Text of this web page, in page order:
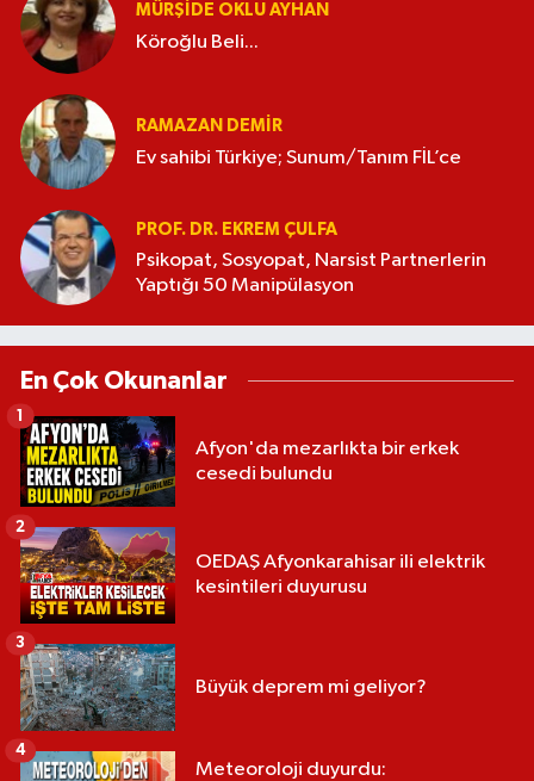
MÜRŞIDE OKLU AYHAN
Köroğlu Beli...
RAMAZAN DEMİR
Ev sahibi Türkiye; Sunum/Tanım FİL’ce
PROF. DR. EKREM ÇULFA
Psikopat, Sosyopat, Narsist Partnerlerin
Yaptığı 50 Manipülasyon
En Çok Okunanlar
Afyon'da mezarlıkta bir erkek
cesedi bulundu
1
OEDAŞ Afyonkarahisar ili elektrik
kesintileri duyurusu
2
Büyük deprem mi geliyor?
3
Meteoroloji duyurdu:
4